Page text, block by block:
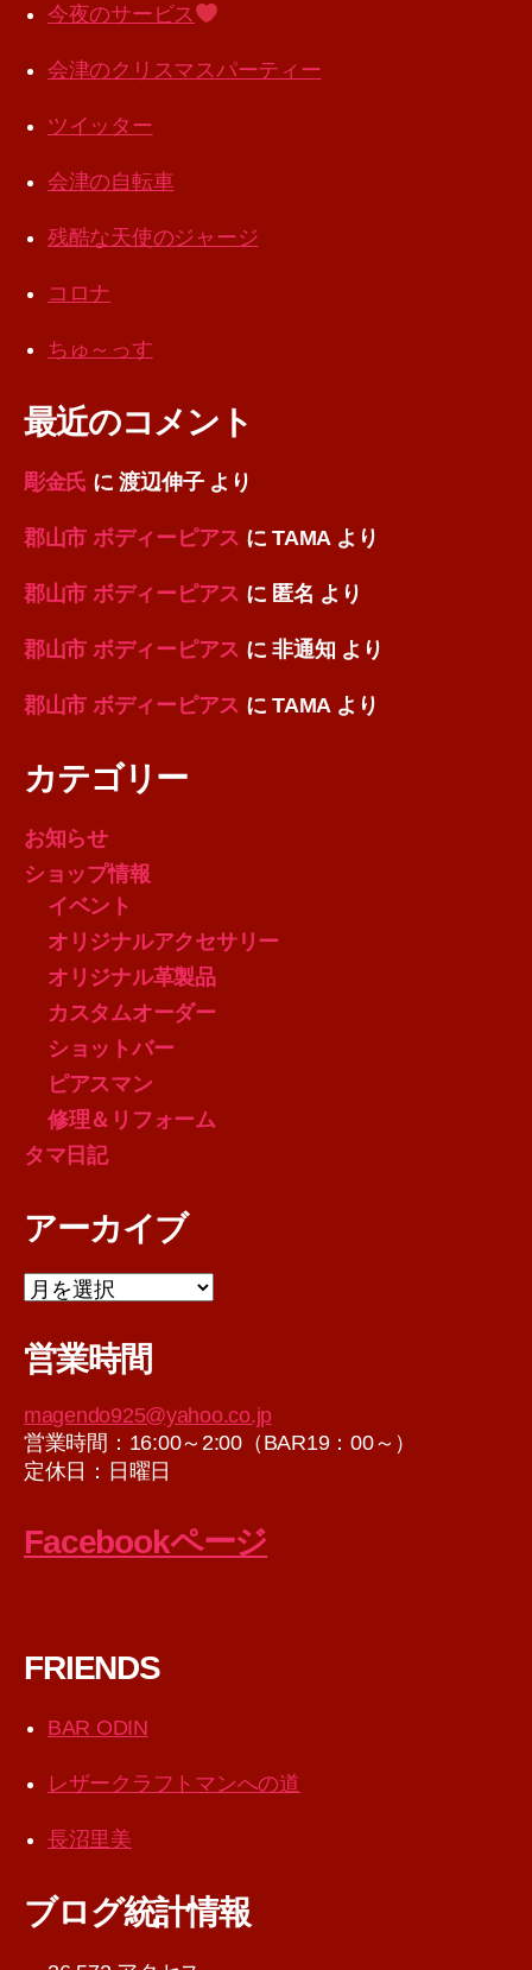
今夜のサービス
会津のクリスマスパーティー
ツイッター
会津の自転車
残酷な天使のジャージ
コロナ
ちゅ～っす
最近のコメント
彫金氏 に渡辺伸子より
郡山市 ボディーピアス にTAMA より
郡山市 ボディーピアス に 匿名 より
郡山市 ボディーピアス に非通知 より
郡山市 ボディーピアス にTAMA より
カテゴリー
お知らせ
ショップ情報
イベント
オリジナルアクセサリー
オリジナル革製品
カスタムオーダー
ショットバー
ピアスマン
修理＆リフォーム
タマ日記
アーカイブ
ア
ー
イ
営業時間
magendo925@yahoo.co.jp
営業時間：16:00～2:00（BAR19：00～）
定休日：日曜日
Facebookページ
FRIENDS
BAR ODIN
レザークラフトマンへの道
長沼里美
ブログ統計情報